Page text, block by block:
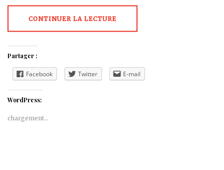
CONTINUER LA LECTURE
Partager :
Facebook Twitter E-mail
WordPress:
chargement…